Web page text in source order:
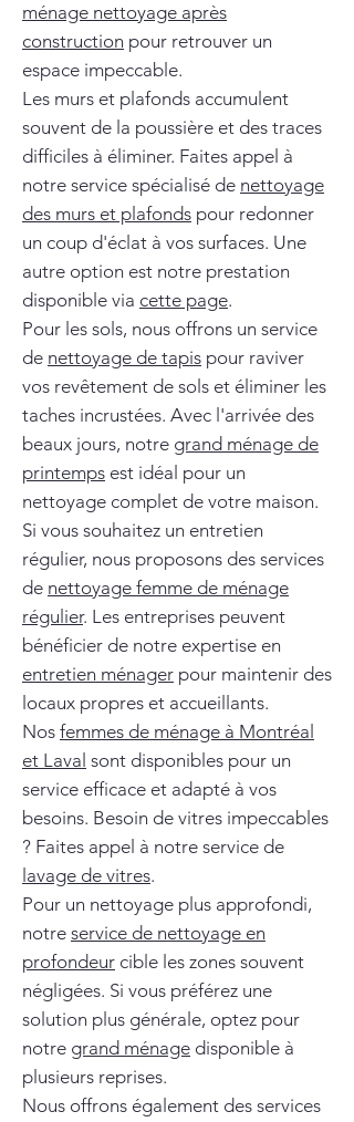
ménage nettoyage après
construction pour retrouver un
espace impeccable.
Les murs et plafonds accumulent
souvent de la poussière et des traces
difficiles à éliminer. Faites appel à
notre service spécialisé de nettoyage
des murs et plafonds pour redonner
un coup d'éclat à vos surfaces. Une
autre option est notre prestation
disponible via cette page.
Pour les sols, nous offrons un service
de nettoyage de tapis pour raviver
vos revêtement de sols et éliminer les
taches incrustées. Avec l'arrivée des
beaux jours, notre grand ménage de
printemps est idéal pour un
nettoyage complet de votre maison.
Si vous souhaitez un entretien
régulier, nous proposons des services
de nettoyage femme de ménage
régulier. Les entreprises peuvent
bénéficier de notre expertise en
entretien ménager pour maintenir des
locaux propres et accueillants.
Nos femmes de ménage à Montréal
et Laval sont disponibles pour un
service efficace et adapté à vos
besoins. Besoin de vitres impeccables
? Faites appel à notre service de
lavage de vitres.
Pour un nettoyage plus approfondi,
notre service de nettoyage en
profondeur cible les zones souvent
négligées. Si vous préférez une
solution plus générale, optez pour
notre grand ménage disponible à
plusieurs reprises.
Nous offrons également des services